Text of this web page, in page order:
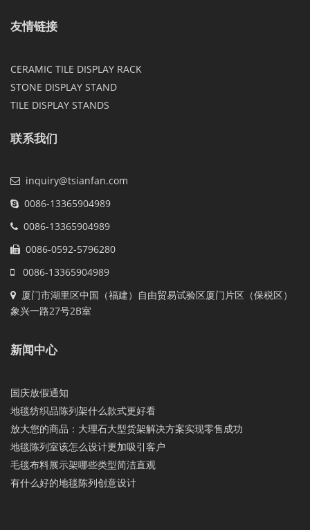
友情链接
CERAMIC TILE DISPLAY RACK
STONE DISPLAY STAND
TILE DISPLAY STANDS
联系我们
inquiry@tsianfan.com
0086-13365904989
0086-13365904989
0086-0592-5796280
0086-13365904989
厦门市湖里区中国（福建）自由贸易试验区厦门片区（保税区）
象兴一路27号2B室
新闻中心
国庆放假通知
地毯纺织品陈列架什么款式更好看
放大您的商品：大理石大型货架解决方案实现零售成功
地毯陈列室该怎么设计更加吸引客户
毛毯布料展示架哪些类型简洁直观
有什么好的地毯陈列创意设计